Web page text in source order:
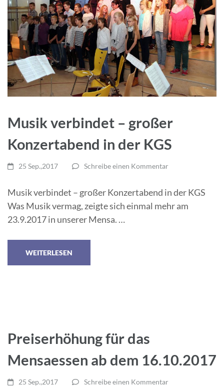
Musik verbindet – großer
Konzertabend in der KGS
25 Sep.,2017 Schreibe einen Kommentar
Musik verbindet – großer Konzertabend in der KGS
Was Musik vermag, zeigte sich einmal mehr am
23.9.2017 in unserer Mensa. …
WEITERLESEN
Preiserhöhung für das
Mensaessen ab dem 16.10.2017
25 Sep.,2017 Schreibe einen Kommentar